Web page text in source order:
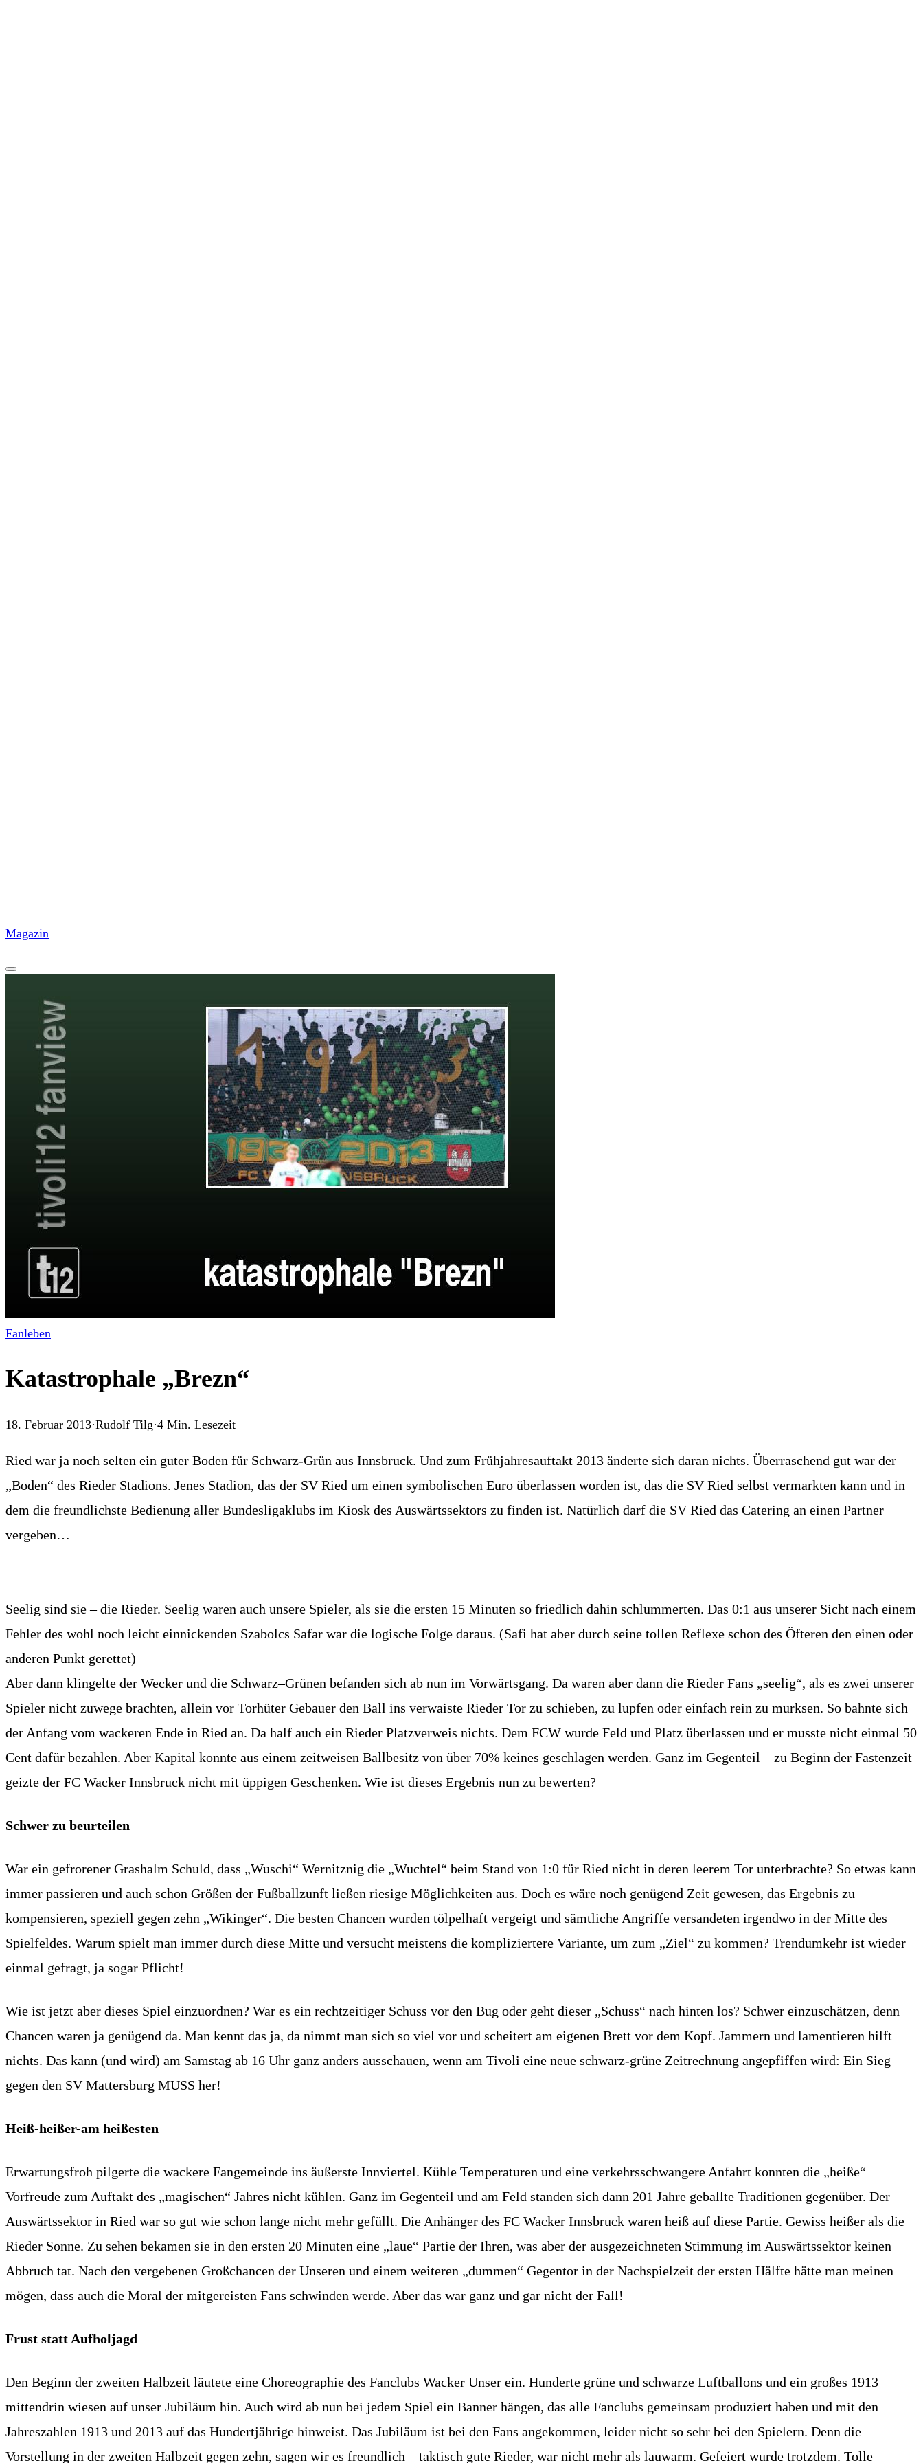
Magazin
Fanleben
Katastrophale „Brezn“
18. Februar 2013·Rudolf Tilg·4 Min. Lesezeit
Ried war ja noch selten ein guter Boden für Schwarz-Grün aus Innsbruck. Und zum Frühjahresauftakt 2013 änderte sich daran nichts. Überraschend gut war der
„Boden“ des Rieder Stadions. Jenes Stadion, das der SV Ried um einen symbolischen Euro überlassen worden ist, das die SV Ried selbst vermarkten kann und in
dem die freundlichste Bedienung aller Bundesligaklubs im Kiosk des Auswärtssektors zu finden ist. Natürlich darf die SV Ried das Catering an einen Partner
vergeben…
Seelig sind sie – die Rieder. Seelig waren auch unsere Spieler, als sie die ersten 15 Minuten so friedlich dahin schlummerten. Das 0:1 aus unserer Sicht nach einem
Fehler des wohl noch leicht einnickenden Szabolcs Safar war die logische Folge daraus. (Safi hat aber durch seine tollen Reflexe schon des Öfteren den einen oder
anderen Punkt gerettet)
Aber dann klingelte der Wecker und die Schwarz–Grünen befanden sich ab nun im Vorwärtsgang. Da waren aber dann die Rieder Fans „seelig“, als es zwei unserer
Spieler nicht zuwege brachten, allein vor Torhüter Gebauer den Ball ins verwaiste Rieder Tor zu schieben, zu lupfen oder einfach rein zu murksen. So bahnte sich
der Anfang vom wackeren Ende in Ried an. Da half auch ein Rieder Platzverweis nichts. Dem FCW wurde Feld und Platz überlassen und er musste nicht einmal 50
Cent dafür bezahlen. Aber Kapital konnte aus einem zeitweisen Ballbesitz von über 70% keines geschlagen werden. Ganz im Gegenteil – zu Beginn der Fastenzeit
geizte der FC Wacker Innsbruck nicht mit üppigen Geschenken. Wie ist dieses Ergebnis nun zu bewerten?
Schwer zu beurteilen
War ein gefrorener Grashalm Schuld, dass „Wuschi“ Wernitznig die „Wuchtel“ beim Stand von 1:0 für Ried nicht in deren leerem Tor unterbrachte? So etwas kann
immer passieren und auch schon Größen der Fußballzunft ließen riesige Möglichkeiten aus. Doch es wäre noch genügend Zeit gewesen, das Ergebnis zu
kompensieren, speziell gegen zehn „Wikinger“. Die besten Chancen wurden tölpelhaft vergeigt und sämtliche Angriffe versandeten irgendwo in der Mitte des
Spielfeldes. Warum spielt man immer durch diese Mitte und versucht meistens die kompliziertere Variante, um zum „Ziel“ zu kommen? Trendumkehr ist wieder
einmal gefragt, ja sogar Pflicht!
Wie ist jetzt aber dieses Spiel einzuordnen? War es ein rechtzeitiger Schuss vor den Bug oder geht dieser „Schuss“ nach hinten los? Schwer einzuschätzen, denn
Chancen waren ja genügend da. Man kennt das ja, da nimmt man sich so viel vor und scheitert am eigenen Brett vor dem Kopf. Jammern und lamentieren hilft
nichts. Das kann (und wird) am Samstag ab 16 Uhr ganz anders ausschauen, wenn am Tivoli eine neue schwarz-grüne Zeitrechnung angepfiffen wird: Ein Sieg
gegen den SV Mattersburg MUSS her!
Heiß-heißer-am heißesten
Erwartungsfroh pilgerte die wackere Fangemeinde ins äußerste Innviertel. Kühle Temperaturen und eine verkehrsschwangere Anfahrt konnten die „heiße“
Vorfreude zum Auftakt des „magischen“ Jahres nicht kühlen. Ganz im Gegenteil und am Feld standen sich dann 201 Jahre geballte Traditionen gegenüber. Der
Auswärtssektor in Ried war so gut wie schon lange nicht mehr gefüllt. Die Anhänger des FC Wacker Innsbruck waren heiß auf diese Partie. Gewiss heißer als die
Rieder Sonne. Zu sehen bekamen sie in den ersten 20 Minuten eine „laue“ Partie der Ihren, was aber der ausgezeichneten Stimmung im Auswärtssektor keinen
Abbruch tat. Nach den vergebenen Großchancen der Unseren und einem weiteren „dummen“ Gegentor in der Nachspielzeit der ersten Hälfte hätte man meinen
mögen, dass auch die Moral der mitgereisten Fans schwinden werde. Aber das war ganz und gar nicht der Fall!
Frust statt Aufholjagd
Den Beginn der zweiten Halbzeit läutete eine Choreographie des Fanclubs Wacker Unser ein. Hunderte grüne und schwarze Luftballons und ein großes 1913
mittendrin wiesen auf unser Jubiläum hin. Auch wird ab nun bei jedem Spiel ein Banner hängen, das alle Fanclubs gemeinsam produziert haben und mit den
Jahreszahlen 1913 und 2013 auf das Hundertjährige hinweist. Das Jubiläum ist bei den Fans angekommen, leider nicht so sehr bei den Spielern. Denn die
Vorstellung in der zweiten Halbzeit gegen zehn, sagen wir es freundlich – taktisch gute Rieder, war nicht mehr als lauwarm. Gefeiert wurde trotzdem. Tolle